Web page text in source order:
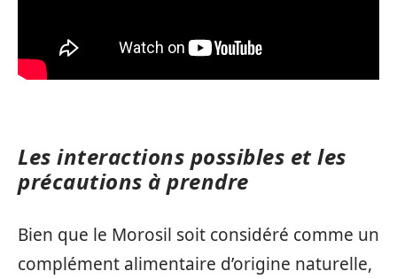
Les interactions possibles et les
précautions à prendre
Bien que le Morosil soit considéré comme un
complément alimentaire d’origine naturelle,